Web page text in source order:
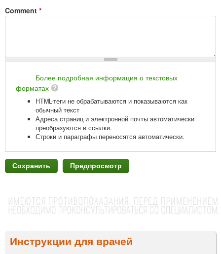
Comment *
Более подробная информация о текстовых
форматах
HTML-теги не обрабатываются и показываются как
обычный текст
Адреса страниц и электронной почты автоматически
преобразуются в ссылки.
Строки и параграфы переносятся автоматически.
Инструкции для врачей